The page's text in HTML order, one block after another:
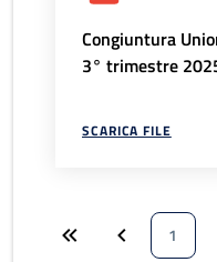
Congiuntura
3° trimestre
SCARICA FILE
1